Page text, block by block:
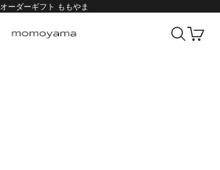
オーダーギフト ももやま
オーダーギフト ももやま 本店 検索カート